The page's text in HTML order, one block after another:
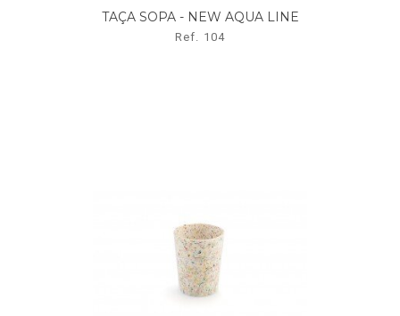
TAÇA SOPA - NEW AQUA LINE
Ref. 104